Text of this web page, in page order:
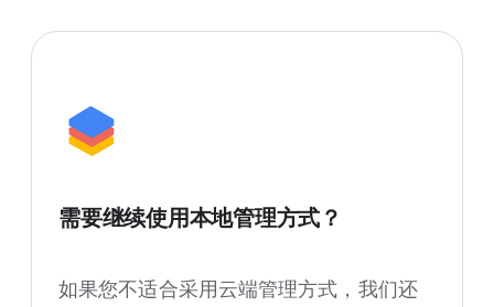
需要继续使用本地管理方式？
如果您不适合采用云端管理方式，我们还